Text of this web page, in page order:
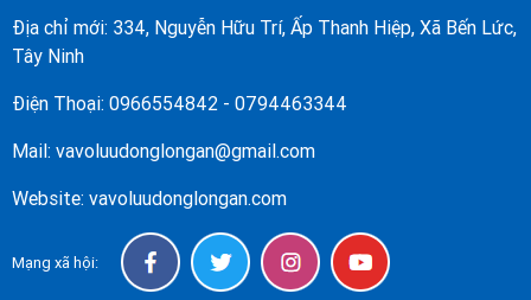
Địa chỉ mới: 334, Nguyễn Hữu Trí, Ấp Thanh Hiệp, Xã Bến Lức,
Tây Ninh
Điện Thoại: 0966554842 - 0794463344
Mail: vavoluudonglongan@gmail.com
Website: vavoluudonglongan.com
Mạng xã hội: